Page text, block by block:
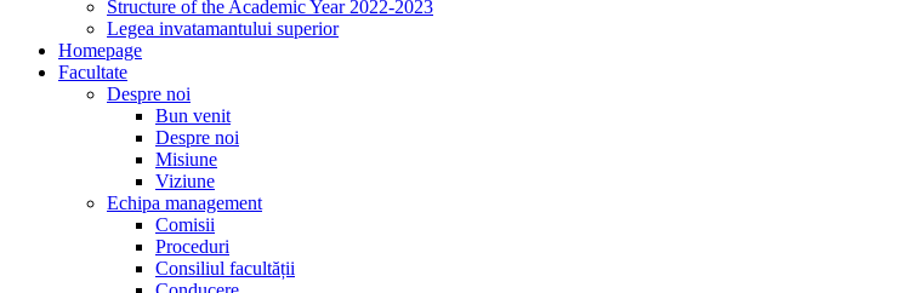
Structure of the Academic Year 2022-2023
Legea invatamantului superior
Homepage
Facultate
Despre noi
Bun venit
Despre noi
Misiune
Viziune
Echipa management
Comisii
Proceduri
Consiliul facultății